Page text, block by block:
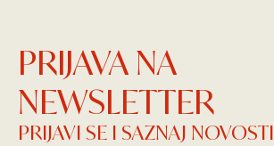
PRIJAVA NA
NEWSLETTER
PRIJAVI SE I SAZNAJ NOVOSTI